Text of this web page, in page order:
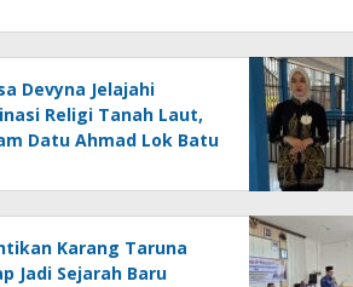
Devyna Jelajahi
Religi Tanah Laut,
Datu Ahmad Lok Batu
Karang Taruna
Jadi Sejarah Baru